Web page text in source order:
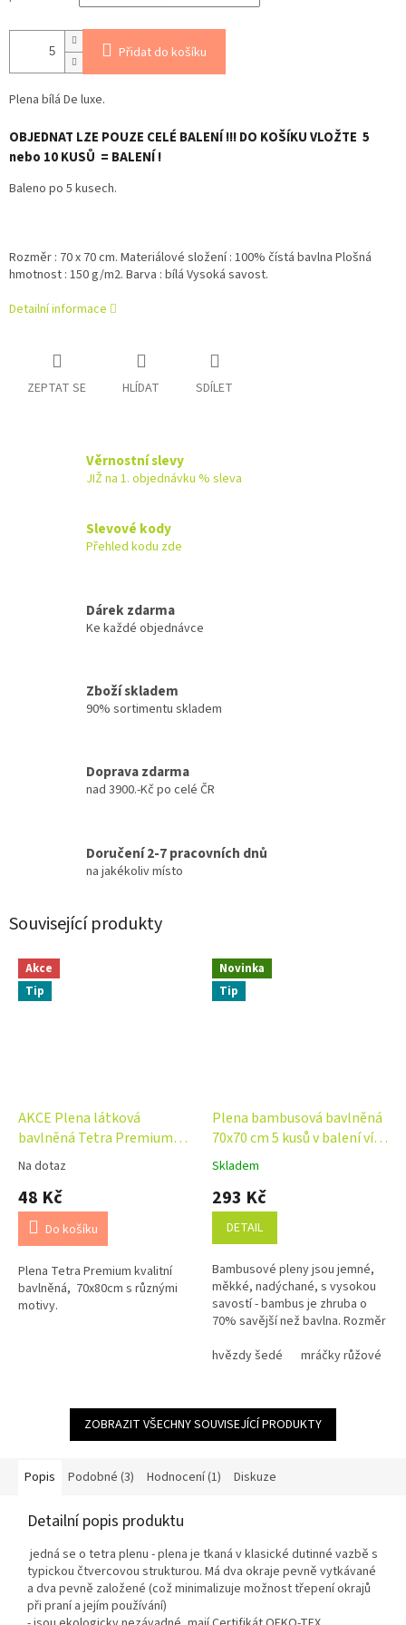
Přidat do košíku
Plena bílá De luxe.
OBJEDNAT LZE POUZE CELÉ BALENÍ !!! DO KOŠÍKU VLOŽTE 5
nebo 10 KUSŮ = BALENÍ !
Baleno po 5 kusech.
Rozměr : 70 x 70 cm. Materiálové složení : 100% čístá bavlna Plošná
hmotnost : 150 g/m2. Barva : bílá Vysoká savost.
Detailní informace
ZEPTAT SE HLÍDAT SDÍLET
Věrnostní slevy
JIŽ na 1. objednávku % sleva
Slevové kody
Přehled kodu zde
Dárek zdarma
Ke každé objednávce
Zboží skladem
90% sortimentu skladem
Doprava zdarma
nad 3900.-Kč po celé ČR
Doručení 2-7 pracovních dnů
na jakékoliv místo
Související produkty
Akce
Tip
AKCE Plena látková
bavlněná Tetra Premium
Sweet love 70x80 cm růžová
Průměrné
hodnocení
produktu
5,0
5
hvězdiček.
Na dotaz
48 Kč
Do košíku
Plena Tetra Premium kvalitní
bavlněná, 70x80cm s různými
motivy.
Novinka
Tip
Plena bambusová bavlněná
70x70 cm 5 kusů v balení více
vzorů
Průměrné
hodnocení
produktu
5,0
5
hvězdiček.
Skladem
293 Kč
DETAIL
Bambusové pleny jsou jemné,
měkké, nadýchané, s vysokou
savostí - bambus je zhruba o
70% savější než bavlna. Rozměr
obsahuje 5 ks. .
hvězdy šedé mráčky růžové
ZOBRAZIT VŠECHNY SOUVISEJÍCÍ PRODUKTY
Popis Podobné (3) Hodnocení (1) Diskuze
Detailní popis produktu
jedná se o tetra plenu - plena je tkaná v klasické dutinné vazbě s
typickou čtvercovou strukturou. Má dva okraje pevně vytkávané
a dva pevně založené (což minimalizuje možnost třepení okrajů
při praní a jejím používání)